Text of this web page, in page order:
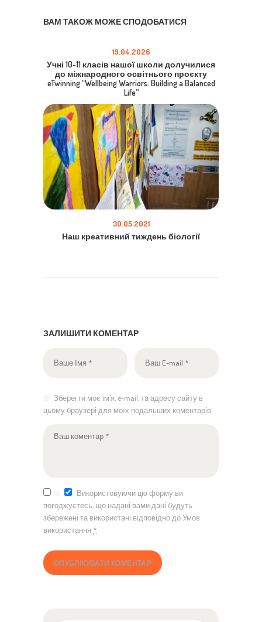
ВАМ ТАКОЖ МОЖЕ СПОДОБАТИСЯ
19.04.2026
Учні 10-11 класів нашої школи долучилися
до міжнародного освітнього проєкту
eTwinning “Wellbeing Warriors: Building a Balanced
Life”
30.05.2021
Наш креативний тиждень біології
ЗАЛИШИТИ КОМЕНТАР
Зберегти моє ім'я, e-mail, та адресу сайту в
цьому браузері для моїх подальших коментарів.
Використовуючи цю форму ви
погоджуєтесь, що надані вами дані будуть
збережені та використані відповідно до Умов
використання *